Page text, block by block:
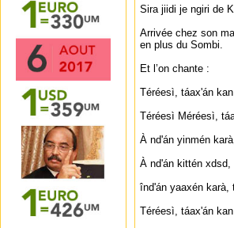
Sira jiidi je ngiri de
Arrivée chez son
en plus du Sombi.
Et l’on chante :
Téréesì, táax'án
Téréesì Méréesì,
À nd'án yinmén
À nd'án kittén xdsd,
înd'án yaaxén karà,
Téréesì, táax'án